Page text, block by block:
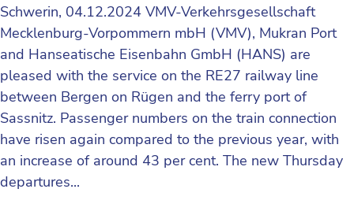
Schwerin, 04.12.2024 VMV-Verkehrsgesellschaft
Mecklenburg-Vorpommern mbH (VMV), Mukran Port
and Hanseatische Eisenbahn GmbH (HANS) are
pleased with the service on the RE27 railway line
between Bergen on Rügen and the ferry port of
Sassnitz. Passenger numbers on the train connection
have risen again compared to the previous year, with
an increase of around 43 per cent. The new Thursday
departures...